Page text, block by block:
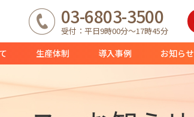
03-6803-3500
受付：平日9時00分～17時45分
生産体制 導入事例 お知らせ